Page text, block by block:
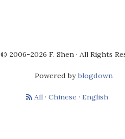
© 2006-2026 F. Shen · All Rights
Powered byblogdown
All · Chinese · English